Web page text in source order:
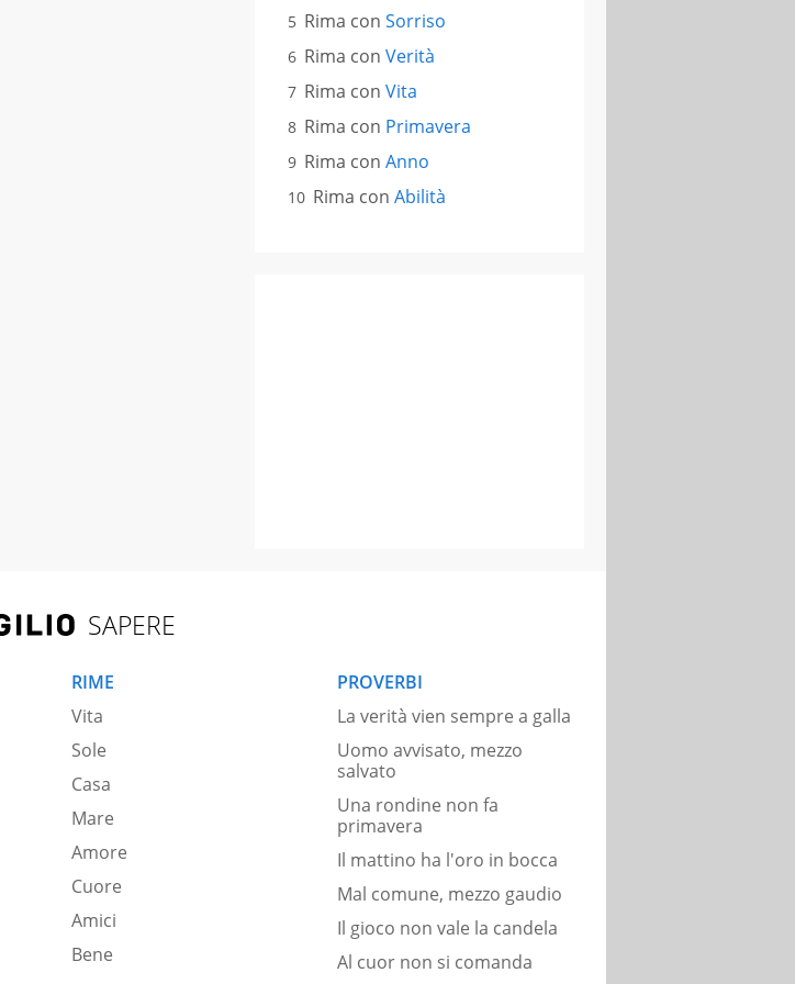
Rima con Sorriso
Rima con Verità
Rima con Vita
Rima con Primavera
Rima con Anno
Rima con Abilità
SAPERE
RIME
Vita
Sole
Casa
Mare
Amore
Cuore
Amici
Bene
PROVERBI
La verità vien sempre a galla
Uomo avvisato, mezzo
salvato
Una rondine non fa
primavera
Il mattino ha l'oro in bocca
Mal comune, mezzo gaudio
Il gioco non vale la candela
Al cuor non si comanda